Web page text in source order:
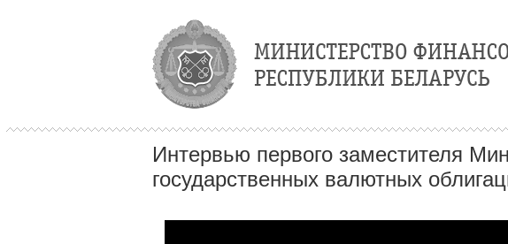
Интервью первого заместителя
государственных валютных